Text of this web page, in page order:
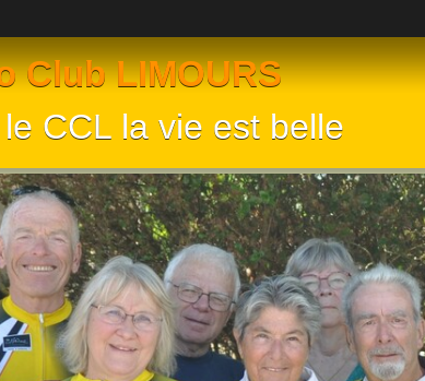
Club LIMOURS
CCL la vie est belle